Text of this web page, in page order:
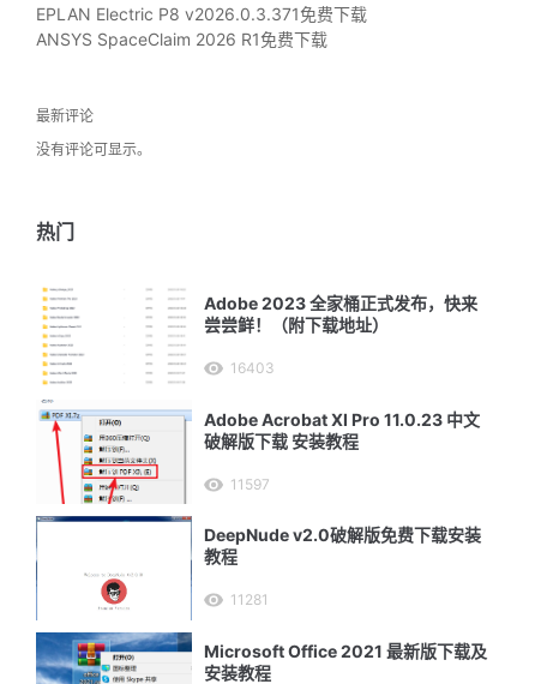
EPLAN Electric P8 v2026.0.3.371免费下载
ANSYS SpaceClaim 2026 R1免费下载
最新评论
没有评论可显示。
热门
Adobe 2023 全家桶正式发布，快来
尝尝鲜！（附下载地址）
16403
Adobe Acrobat XI Pro 11.0.23 中文
破解版下载 安装教程
11597
DeepNude v2.0破解版免费下载安装
教程
11281
Microsoft Office 2021 最新版下载及
安装教程